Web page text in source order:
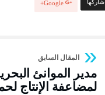
‫‫ شاركها‬ Google+
مدير الموانئ
لمضاعفة الإنتاج